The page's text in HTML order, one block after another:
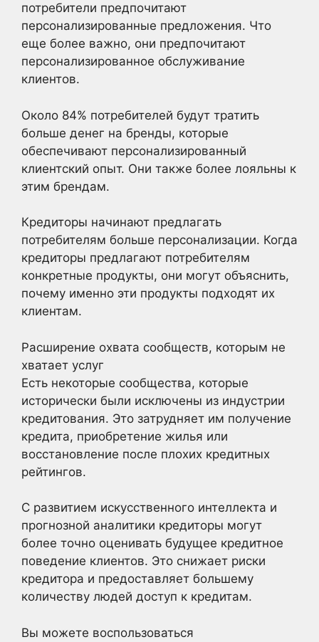
потребители предпочитают
персонализированные предложения. Что
еще более важно, они предпочитают
персонализированное обслуживание
клиентов.
Около 84% потребителей будут тратить
больше денег на бренды, которые
обеспечивают персонализированный
клиентский опыт. Они также более лояльны к
этим брендам.
Кредиторы начинают предлагать
потребителям больше персонализации. Когда
кредиторы предлагают потребителям
конкретные продукты, они могут объяснить,
почему именно эти продукты подходят их
клиентам.
Расширение охвата сообществ, которым не
хватает услуг
Есть некоторые сообщества, которые
исторически были исключены из индустрии
кредитования. Это затрудняет им получение
кредита, приобретение жилья или
восстановление после плохих кредитных
рейтингов.
С развитием искусственного интеллекта и
прогнозной аналитики кредиторы могут
более точно оценивать будущее кредитное
поведение клиентов. Это снижает риски
кредитора и предоставляет большему
количеству людей доступ к кредитам.
Вы можете воспользоваться